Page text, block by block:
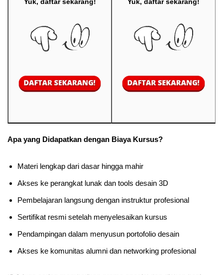
Apa yang Didapatkan dengan Biaya Kursus?
Materi lengkap dari dasar hingga mahir
Akses ke perangkat lunak dan tools desain 3D
Pembelajaran langsung dengan instruktur profesional
Sertifikat resmi setelah menyelesaikan kursus
Pendampingan dalam menyusun portofolio desain
Akses ke komunitas alumni dan networking profesional